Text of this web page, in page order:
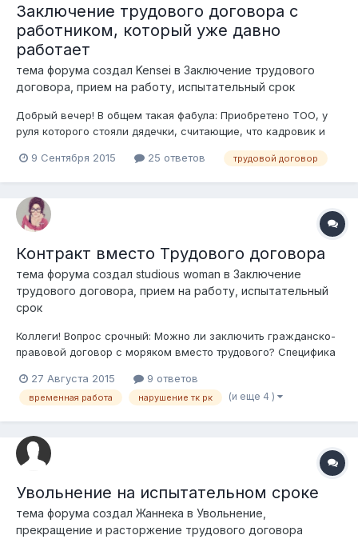
Заключение трудового договора с
работником, который уже давно
работает
тема форума создал Kensei в Заключение трудового
договора, прием на работу, испытательный срок
Добрый вечер! В общем такая фабула: Приобретено ТОО, у
руля которого стояли дядечки, считающие, что кадровик и
компании не нужны. В результате чего около 150 человек
договоров. Попытка заключить...
9 Сентября 2015 25 ответов трудовой договор
Контракт вместо Трудового договора
тема форума создал studious woman в Заключение
трудового договора, прием на работу, испытательный
срок
Коллеги! Вопрос срочный: Можно ли заключить гражданско-
правовой договор с моряком вместо трудового? Специфика
занятость, при этом моряк может находиться долгое время в
простое, при закрытии мобилизации. Согласно ТК РК
27 Августа 2015 9 ответов
временная работа нарушение тк рк (и еще 4 )
Увольнение на испытательном сроке
тема форума создал Жаннека в Увольнение,
прекращение и расторжение трудового договора